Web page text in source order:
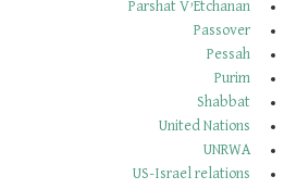
Parshat V’Etchanan
Passover
Pessah
Purim
Shabbat
United Nations
UNRWA
US-Israel relations